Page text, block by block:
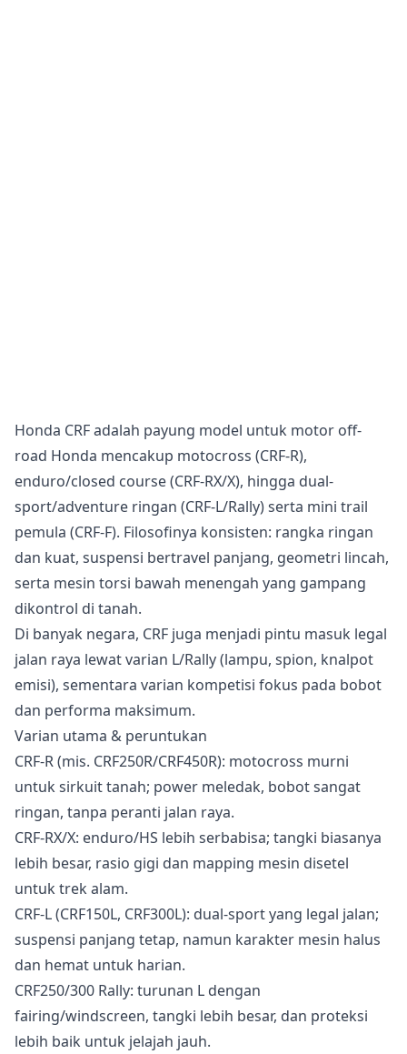
Honda CRF adalah payung model untuk motor off-
road Honda mencakup motocross (CRF-R),
enduro/closed course (CRF-RX/X), hingga dual-
sport/adventure ringan (CRF-L/Rally) serta mini trail
pemula (CRF-F). Filosofinya konsisten: rangka ringan
dan kuat, suspensi bertravel panjang, geometri lincah,
serta mesin torsi bawah menengah yang gampang
dikontrol di tanah.
Di banyak negara, CRF juga menjadi pintu masuk legal
jalan raya lewat varian L/Rally (lampu, spion, knalpot
emisi), sementara varian kompetisi fokus pada bobot
dan performa maksimum.
Varian utama & peruntukan
CRF-R (mis. CRF250R/CRF450R): motocross murni
untuk sirkuit tanah; power meledak, bobot sangat
ringan, tanpa peranti jalan raya.
CRF-RX/X: enduro/HS lebih serbabisa; tangki biasanya
lebih besar, rasio gigi dan mapping mesin disetel
untuk trek alam.
CRF-L (CRF150L, CRF300L): dual-sport yang legal jalan;
suspensi panjang tetap, namun karakter mesin halus
dan hemat untuk harian.
CRF250/300 Rally: turunan L dengan
fairing/windscreen, tangki lebih besar, dan proteksi
lebih baik untuk jelajah jauh.